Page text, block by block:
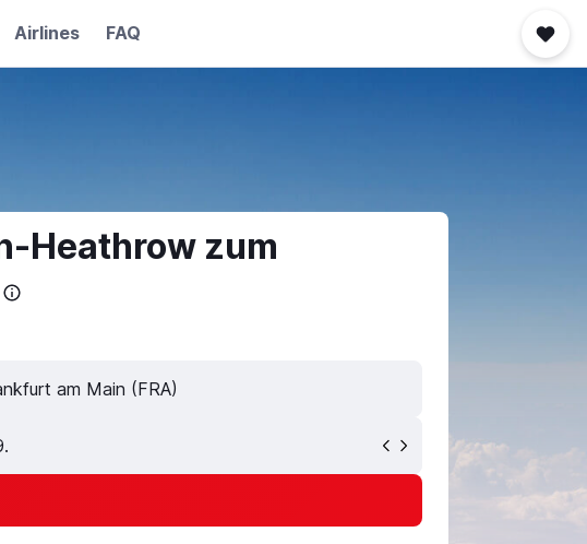
Airlines FAQ
Heathrow zum